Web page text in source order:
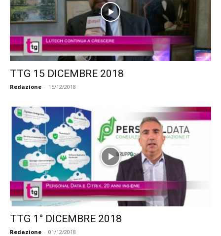
TTG 15 DICEMBRE 2018
Redazione - 15/12/2018
TTG 1° DICEMBRE 2018
Redazione - 01/12/2018